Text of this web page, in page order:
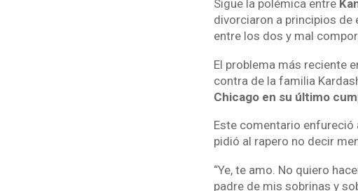
Sigue la polémica entre
divorciaron a principios de
entre los dos y mal
El problema más reciente
contra de la familia
Chicago en su último
Este comentario enfureció
pidió al rapero no decir
“Ye, te amo. No quiero
padre de mis sobrinas y